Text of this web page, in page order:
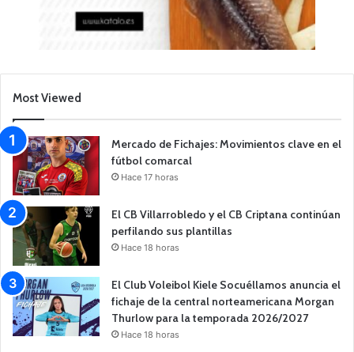
Most Viewed
Mercado de Fichajes: Movimientos clave en el
fútbol comarcal
Hace 17 horas
El CB Villarrobledo y el CB Criptana continúan
perfilando sus plantillas
Hace 18 horas
El Club Voleibol Kiele Socuéllamos anuncia el
fichaje de la central norteamericana Morgan
Thurlow para la temporada 2026/2027
Hace 18 horas